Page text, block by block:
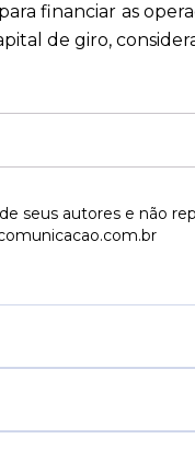
financiar as
de giro,
seus autores e não